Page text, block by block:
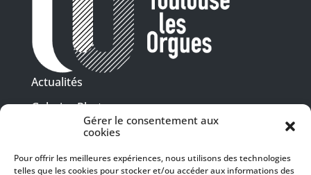
Gérer le consentement aux
cookies
Pour offrir les meilleures expériences, nous utilisons des technologies
telles que les cookies pour stocker et/ou accéder aux informations des
Actualités
Galeries Photos
Vidéothèque
Presse
Programme PDF